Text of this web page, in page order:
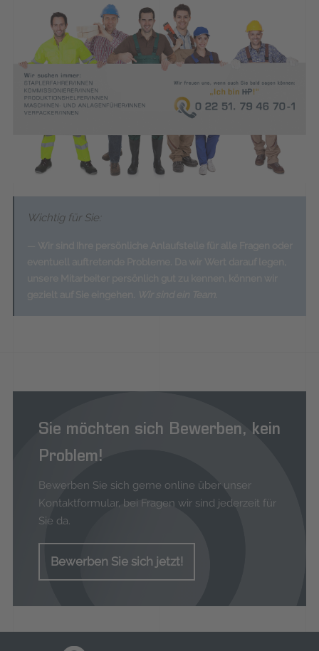
Wichtig für Sie:
Sie möchten sich Bewerben, kein
Problem!
Bewerben Sie sich gerne online über unser
Kontaktformular, bei Fragen wir sind jederzeit für
Sie da.
Bewerben Sie sich jetzt!